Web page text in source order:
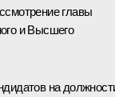
главы
и Высшего
на